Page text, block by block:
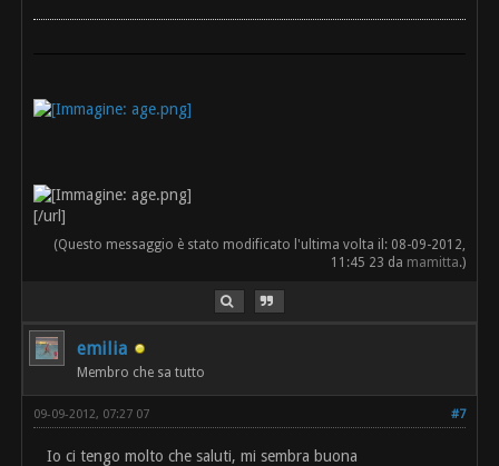
[/url]
(Questo messaggio è stato modificato l'ultima volta il: 08-09-2012,
11:45 23 da mamitta.)
emilia
Membro che sa tutto
#7
09-09-2012, 07:27 07
Io ci tengo molto che saluti, mi sembra buona